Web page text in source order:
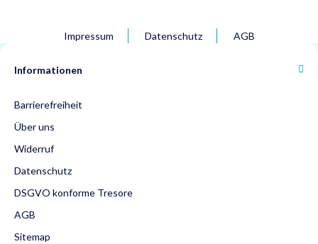
Impressum Datenschutz AGB
Informationen
Barrierefreiheit
Über uns
Widerruf
Datenschutz
DSGVO konforme Tresore
AGB
Sitemap